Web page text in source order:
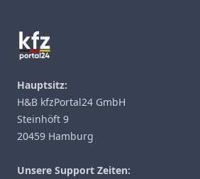
Hauptsitz:
H&B kfzPortal24 GmbH
Steinhöft 9
20459 Hamburg
Unsere Support Zeiten: